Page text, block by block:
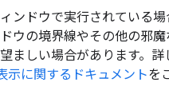
ンドウで実行されている
ウの境界線やその他の邪
ましい場合があります。詳
示に関するドキュメントを